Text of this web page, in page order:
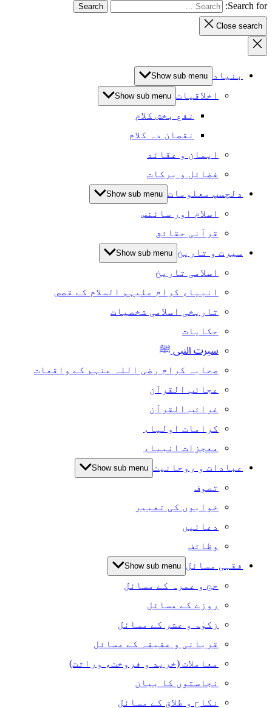
Search for:
Close search
بنیاد Show sub menu
اخلاقیات Show sub menu
نفع بخش کلام
نقصان دہ کلام
ایمان و عقائد
فضائل و برکات
دلچسپ معلومات Show sub menu
اسلام اور سائنس
قرآنی حقائق
سیرت و تاریخ Show sub menu
اسلامی تاریخ
انبیاء کرام علیہم السلام کے قصص
تاریخی اسلامی شخصیات
حکایات
سیرت النبی ﷺ
صحابہ کرام رضی اللہ عنہم کے واقعات
عجائب القرآن
غرائب القرآن
کرامات اولیاء
معجزات انبیاء
عبادات و روحانیت Show sub menu
تصوف
خوابوں کی تعبیر
دعائیں
وظائف
فقہی مسائل Show sub menu
حج و عمرہ کے مسائل
روزے کے مسائل
زکوٰۃ و عشر کے مسائل
قربانی و عقیقہ کے مسائل
معاملات (خرید و فروخت، وراثت)
نجاستوں کا بیان
نکاح و طلاق کے مسائل